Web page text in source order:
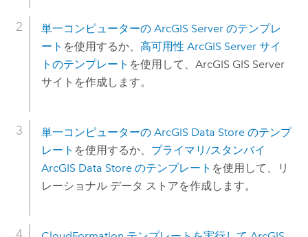
単一コンピューターの ArcGIS Serverのテンプレ
ート を使用するか、 高可用性 ArcGIS Serverサイ
トのテンプレート を使用して、 ArcGIS GIS Server
サイトを作成します。
単一コンピューターの ArcGIS Data Storeのテンプ
レート を使用するか、 プライマリ/スタンバイ
ArcGIS Data Storeのテンプレート を使用して、リ
レーショナル データ ストアを作成します。